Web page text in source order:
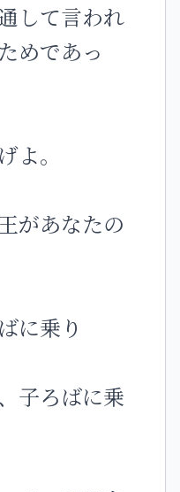
して言われ
めであっ
よ。
があなたの
に乗り
子ろばに乗